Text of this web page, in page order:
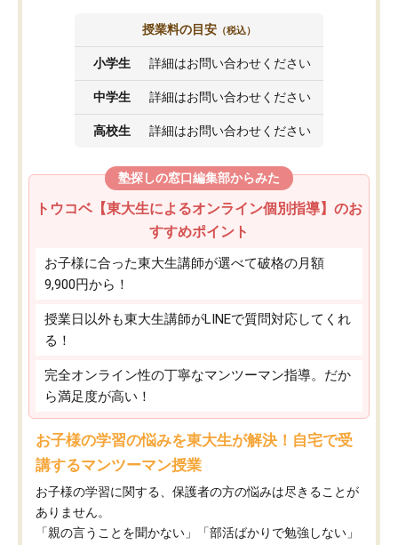
授業料の目安 （税込）
小学生 詳細はお問い合わせください
中学生 詳細はお問い合わせください
高校生 詳細はお問い合わせください
塾探しの窓口編集部からみた
トウコベ【東大生によるオンライン個別指導】のお
すすめポイント
お子様に合った東大生講師が選べて破格の月額
9,900円から！
授業日以外も東大生講師がLINEで質問対応してくれ
る！
完全オンライン性の丁寧なマンツーマン指導。だか
ら満足度が高い！
お子様の学習の悩みを東大生が解決！自宅で受
講するマンツーマン授業
お子様の学習に関する、保護者の方の悩みは尽きることが
ありません。
「親の言うことを聞かない」「部活ばかりで勉強しない」